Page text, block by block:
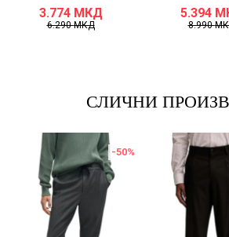
3.774 МКД
6.290МКД
5.394
8.990
СЛИЧНИ
-50%